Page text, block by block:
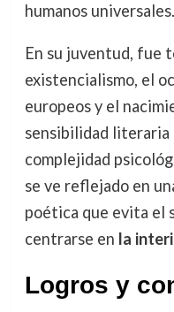
humanos universales.
En su juventud, fue
existencialismo, el
europeos y el
sensibilidad literaria
complejidad
se ve reflejado en
poética que evita el
centrarse en la
Logros y